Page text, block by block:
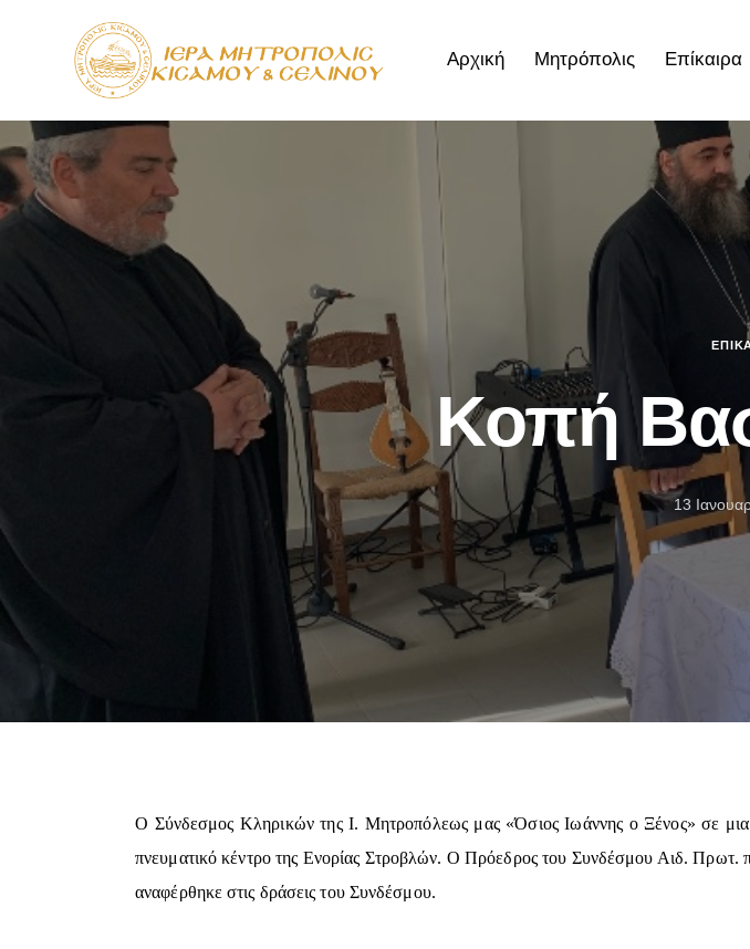
Αρχική Μητρόπολις Επίκαιρα
Μητρόπολις
Κοπή
13
Ο Σύνδεσμος Κληρικών της Ι. Μητροπόλεως μας «Όσιος Ιωάννης ο Ξένος» σε
πνευματικό κέντρο της Ενορίας Στροβλών. Ο Πρόεδρος του Συνδέσμου Αιδ. Πρωτ.
αναφέρθηκε στις δράσεις του Συνδέσμου.